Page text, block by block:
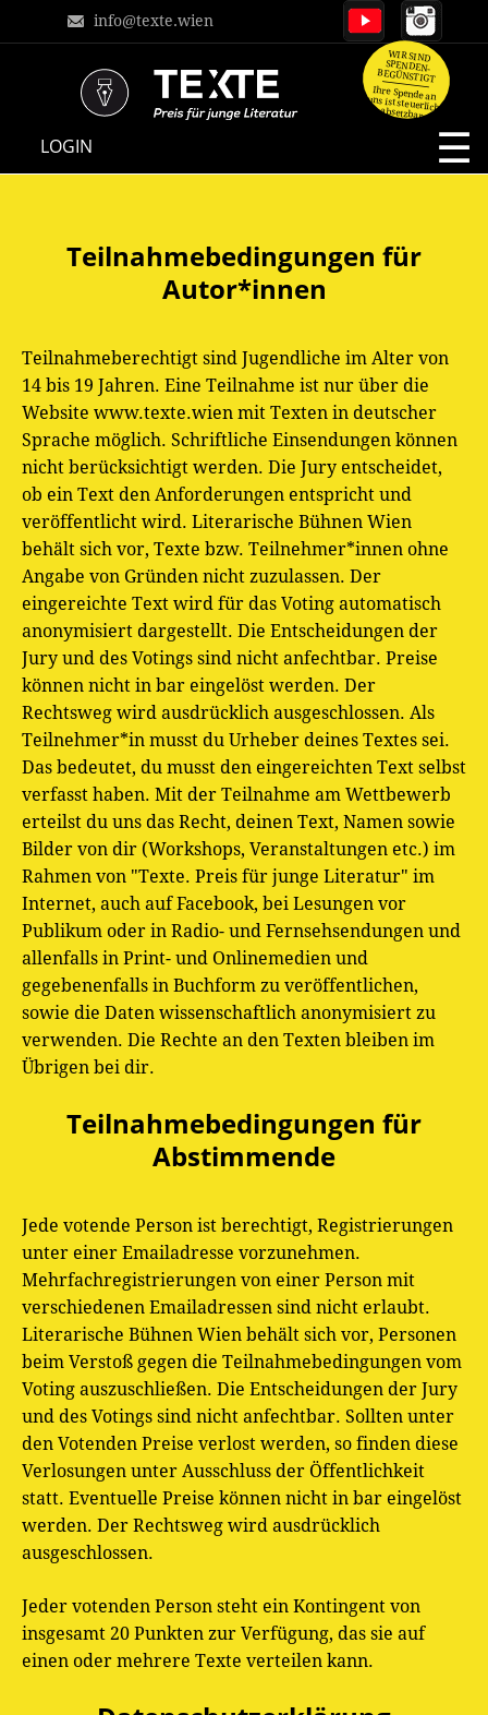
info@texte.wien
LOGIN
WIR SIND
SPENDEN-
BEGÜNSTIGT
Ihre Spende an
uns ist steuerlich
absetzbar.
Teilnahmebedingungen für
Autor*innen
Teilnahmeberechtigt sind Jugendliche im Alter von
14 bis 19 Jahren. Eine Teilnahme ist nur über die
Website www.texte.wien mit Texten in deutscher
Sprache möglich. Schriftliche Einsendungen können
nicht berücksichtigt werden. Die Jury entscheidet,
ob ein Text den Anforderungen entspricht und
veröffentlicht wird. Literarische Bühnen Wien
behält sich vor, Texte bzw. Teilnehmer*innen ohne
Angabe von Gründen nicht zuzulassen. Der
eingereichte Text wird für das Voting automatisch
anonymisiert dargestellt. Die Entscheidungen der
Jury und des Votings sind nicht anfechtbar. Preise
können nicht in bar eingelöst werden. Der
Rechtsweg wird ausdrücklich ausgeschlossen. Als
Teilnehmer*in musst du Urheber deines Textes sei.
Das bedeutet, du musst den eingereichten Text selbst
verfasst haben. Mit der Teilnahme am Wettbewerb
erteilst du uns das Recht, deinen Text, Namen sowie
Bilder von dir (Workshops, Veranstaltungen etc.) im
Rahmen von "Texte. Preis für junge Literatur" im
Internet, auch auf Facebook, bei Lesungen vor
Publikum oder in Radio- und Fernsehsendungen und
allenfalls in Print- und Onlinemedien und
gegebenenfalls in Buchform zu veröffentlichen,
sowie die Daten wissenschaftlich anonymisiert zu
verwenden. Die Rechte an den Texten bleiben im
Übrigen bei dir.
Teilnahmebedingungen für
Abstimmende
Jede votende Person ist berechtigt, Registrierungen
unter einer Emailadresse vorzunehmen.
Mehrfachregistrierungen von einer Person mit
verschiedenen Emailadressen sind nicht erlaubt.
Literarische Bühnen Wien behält sich vor, Personen
beim Verstoß gegen die Teilnahmebedingungen vom
Voting auszuschließen. Die Entscheidungen der Jury
und des Votings sind nicht anfechtbar. Sollten unter
den Votenden Preise verlost werden, so finden diese
Verlosungen unter Ausschluss der Öffentlichkeit
statt. Eventuelle Preise können nicht in bar eingelöst
werden. Der Rechtsweg wird ausdrücklich
ausgeschlossen.
Jeder votenden Person steht ein Kontingent von
insgesamt 20 Punkten zur Verfügung, das sie auf
einen oder mehrere Texte verteilen kann.